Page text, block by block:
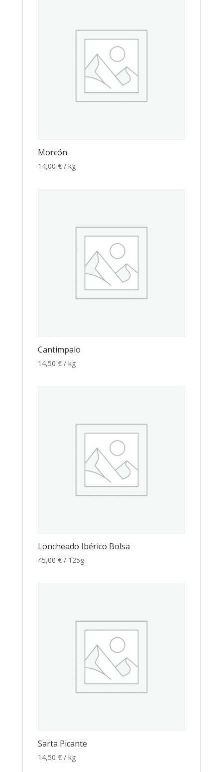
Morcón
14,00 € / kg
Cantimpalo
14,50 € / kg
Loncheado Ibérico Bolsa
45,00 € / 125g
Sarta Picante
14,50 € / kg